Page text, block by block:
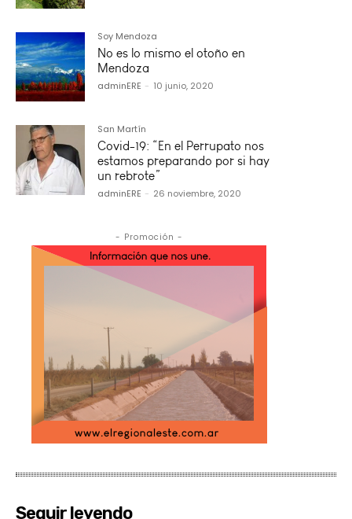
Soy Mendoza
No es lo mismo el otoño en
Mendoza
adminERE - 10 junio, 2020
San Martín
Covid-19: “En el Perrupato nos
estamos preparando por si hay
un rebrote”
adminERE - 26 noviembre, 2020
- Promoción -
Seguir leyendo